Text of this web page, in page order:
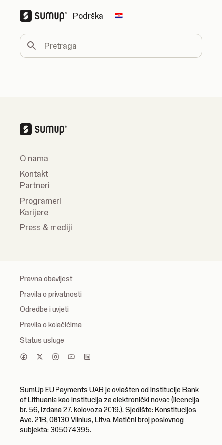
Podrška Change country
Pretraga
O nama
Kontakt
Partneri
Programeri
Karijere
Press & mediji
Pravna obavijest
Pravila o privatnosti
Odredbe i uvjeti
Pravila o kolačićima
Status usluge
SumUp EU Payments UAB je ovlašten od institucije Bank
of Lithuania kao institucija za elektronički novac (licencija
br. 56, izdana 27. kolovoza 2019.). Sjedište: Konstitucijos
Ave. 21B, 08130 Vilnius, Litva. Matični broj poslovnog
subjekta: 305074395.